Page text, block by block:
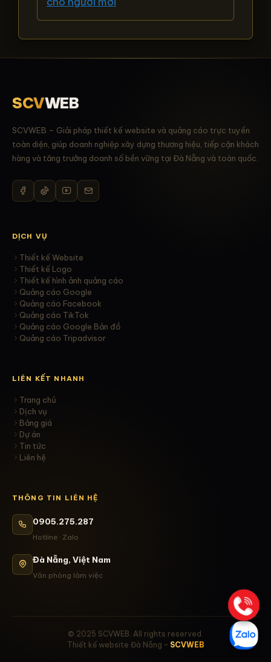
SCVWEB
SCVWEB – Giải pháp thiết kế website và quảng cáo trực tuyến
toàn diện, giúp doanh nghiệp xây dựng thương hiệu, tiếp cận khách
hàng và tăng trưởng doanh số bền vững tại Đà Nẵng và toàn quốc.
DỊCH VỤ
Thiết kế Website
Thiết kế Logo
Thiết kế hình ảnh quảng cáo
Quảng cáo Google
Quảng cáo Facebook
Quảng cáo TikTok
Quảng cáo Google Bản đồ
Quảng cáo Tripadvisor
LIÊN KẾT NHANH
Trang chủ
Dịch vụ
Bảng giá
Dự án
Tin tức
Liên hệ
THÔNG TIN LIÊN HỆ
0905.275.287
Hotline · Zalo
Đà Nẵng, Việt Nam
Văn phòng làm việc
© 2025 SCVWEB. All rights reserved.
Thiết kế website Đà Nẵng – SCVWEB